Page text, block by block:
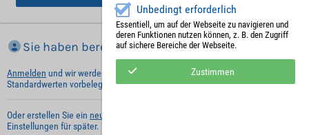
Sie haben bereits ein Konto?
Anmelden und wir werden die notwendigen Informationen mit Ihren
Standardwerten vorbelegen.
Oder erstellen Sie ein neues Benutzerkonto
Einstellungen für später.
Unbedingt erforderlich
Essentiell, um auf der Webseite zu navigieren und
deren Funktionen nutzen können, z. B. den Zugriff
auf sichere Bereiche der Webseite.
Zustimmen